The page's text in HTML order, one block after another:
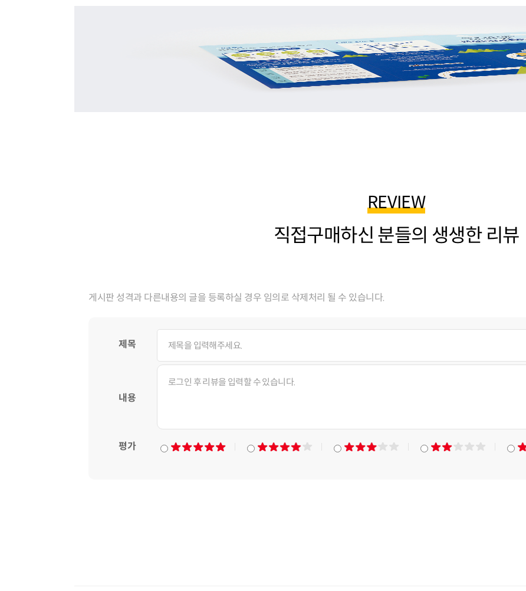
REVIEW
직접구매하신 분들의 생생한 리뷰
게시판 성격과 다른내용의 글을 등록하실 경우 임의로 삭제처리 될 수 있습니다.
제목
내용
평가